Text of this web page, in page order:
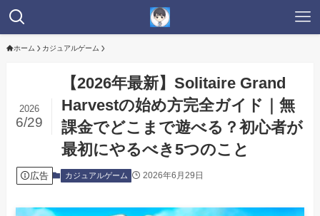
ホーム カジュアルゲーム
【2026年最新】Solitaire Grand
Harvestの始め方完全ガイド｜無
課金でどこまで遊べる？初心者が
最初にやるべき5つのこと
2026
6/29
広告 カジュアルゲーム 2026年6月29日